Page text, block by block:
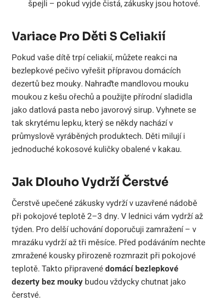
špejli – pokud vyjde čistá, zákusky jsou hotové.
Variace Pro Děti S Celiakií
Pokud vaše dítě trpí celiakií, můžete reakci na
bezlepkové pečivo vyřešit přípravou domácích
dezertů bez mouky. Nahraďte mandlovou mouku
moukou z kešu ořechů a použijte přírodní sladidla
jako datlová pasta nebo javorový sirup. Vyhnete se
tak skrytému lepku, který se někdy nachází v
průmyslově vyráběných produktech. Děti milují i
jednoduché kokosové kuličky obalené v kakau.
Jak Dlouho Vydrží Čerstvé
Čerstvě upečené zákusky vydrží v uzavřené nádobě
při pokojové teplotě 2–3 dny. V lednici vám vydrží až
týden. Pro delší uchování doporučuji zamražení – v
mrazáku vydrží až tři měsíce. Před podáváním nechte
zmražené kousky přirozeně rozmrazit při pokojové
teplotě. Takto připravenédomácí bezlepkové
dezerty bez mouky budou vždycky chutnat jako
čerstvé.